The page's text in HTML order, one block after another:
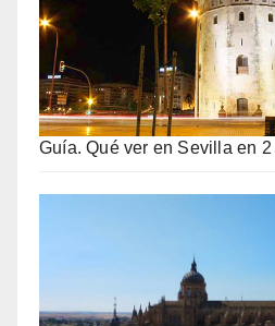
Guía. Qué ver en Sevilla en 2